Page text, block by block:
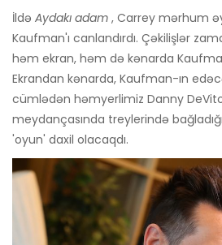
İldə Aydakı adam , Carrey mərhum
Kaufman'ı canlandırdı. Çəkilişlər
həm ekran, həm də kənarda
Ekrandan kənarda, Kaufman-ın
cümlədən həmyerlimiz Danny
meydançasında treylerində
'oyun' daxil olacaqdı.